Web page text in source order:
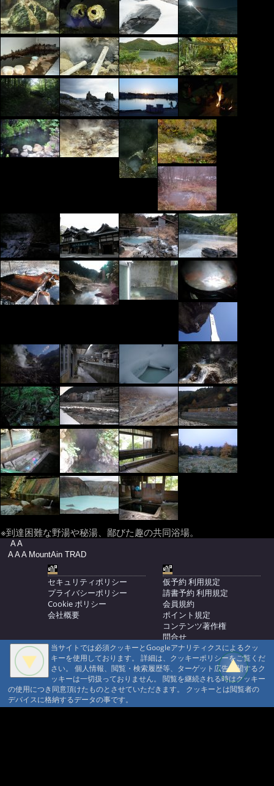
※到達困難な野湯や秘湯、鄙びた趣の共同浴場。
A A
A A A MountAin TRAD
セキュリティポリシー
プライバシーポリシー
Cookie ポリシー
会社概要
仮予約 利用規定
請書予約 利用規定
会員規約
ポイント規定
コンテンツ著作権
問合せ
マウンテントラッド株式会社
〒386-1211 長野県上田市下之郷692
0268371176
© 1999-2026 MountAin TRAD ® Inc. https://www.mountaintrad.co.jp
当サイトでは必須クッキーとGoogleアナリティクスによるクッ
キーを使用しております。 詳細は、クッキーポリシーをご覧くだ
さい。 個人情報、閲覧・検索履歴等、ターゲット広告に関するク
ッキーは一切扱っておりません。 閲覧を継続される時はクッキー
の使用につき同意頂けたものとさせていただきます。 クッキーとは閲覧者の
デバイスに格納するデータの事です。